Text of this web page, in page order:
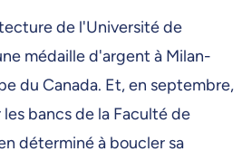
de l'Université de
médaille d'argent à Milan-
du Canada. Et, en septembre,
bancs de la Faculté de
déterminé à boucler sa